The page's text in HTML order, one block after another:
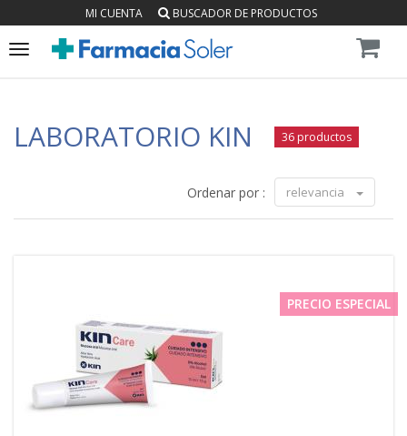
MI CUENTA BUSCADOR DE PRODUCTOS
Toggle
LABORATORIO KIN 36 productos
Ordenar por : relevancia
PRECIO ESPECIAL